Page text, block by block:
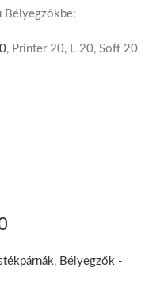
Bélyegzőkbe:
, Printer 20, L 20, Soft 20
, Bélyegzők -